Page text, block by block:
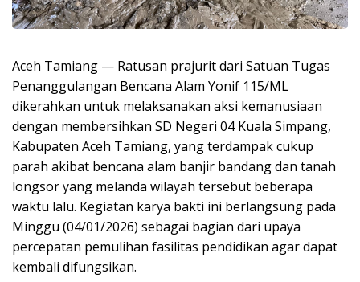
Aceh Tamiang — Ratusan prajurit dari Satuan Tugas
Penanggulangan Bencana Alam Yonif 115/ML
dikerahkan untuk melaksanakan aksi kemanusiaan
dengan membersihkan SD Negeri 04 Kuala Simpang,
Kabupaten Aceh Tamiang, yang terdampak cukup
parah akibat bencana alam banjir bandang dan tanah
longsor yang melanda wilayah tersebut beberapa
waktu lalu. Kegiatan karya bakti ini berlangsung pada
Minggu (04/01/2026) sebagai bagian dari upaya
percepatan pemulihan fasilitas pendidikan agar dapat
kembali difungsikan.